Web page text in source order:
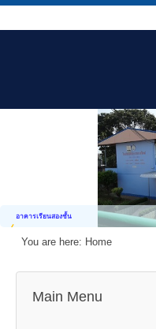
อาคารเรียนสองชั้น
You are here: Home
Main Menu